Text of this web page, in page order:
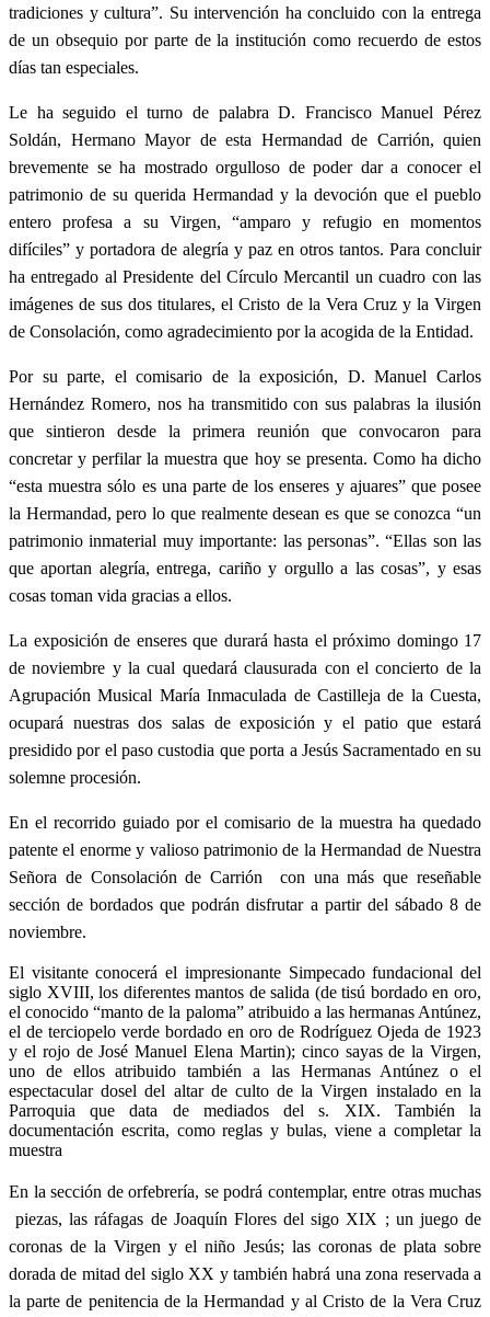
tradiciones y cultura”. Su intervención ha concluido con la entrega
de un obsequio por parte de la institución como recuerdo de estos
días tan especiales.
Le ha seguido el turno de palabra D. Francisco Manuel Pérez
Soldán, Hermano Mayor de esta Hermandad de Carrión, quien
brevemente se ha mostrado orgulloso de poder dar a conocer el
patrimonio de su querida Hermandad y la devoción que el pueblo
entero profesa a su Virgen, “amparo y refugio en momentos
difíciles” y portadora de alegría y paz en otros tantos. Para concluir
ha entregado al Presidente del Círculo Mercantil un cuadro con las
imágenes de sus dos titulares, el Cristo de la Vera Cruz y la Virgen
de Consolación, como agradecimiento por la acogida de la Entidad.
Por su parte, el comisario de la exposición, D. Manuel Carlos
Hernández Romero, nos ha transmitido con sus palabras la ilusión
que sintieron desde la primera reunión que convocaron para
concretar y perfilar la muestra que hoy se presenta. Como ha dicho
“esta muestra sólo es una parte de los enseres y ajuares” que posee
la Hermandad, pero lo que realmente desean es que se conozca “un
patrimonio inmaterial muy importante: las personas”. “Ellas son las
que aportan alegría, entrega, cariño y orgullo a las cosas”, y esas
cosas toman vida gracias a ellos.
La exposición de enseres que durará hasta el próximo domingo 17
de noviembre y la cual quedará clausurada con el concierto de la
Agrupación Musical María Inmaculada de Castilleja de la Cuesta,
ocupará nuestras dos salas de exposición y el patio que estará
presidido por el paso custodia que porta a Jesús Sacramentado en su
solemne procesión.
En el recorrido guiado por el comisario de la muestra ha quedado
patente el enorme y valioso patrimonio de la Hermandad de Nuestra
Señora de Consolación de Carrión con una más que reseñable
sección de bordados que podrán disfrutar a partir del sábado 8 de
noviembre.
El visitante conocerá el impresionante Simpecado fundacional del
siglo XVIII, los diferentes mantos de salida (de tisú bordado en oro,
el conocido “manto de la paloma” atribuido a las hermanas Antúnez,
el de terciopelo verde bordado en oro de Rodríguez Ojeda de 1923
y el rojo de José Manuel Elena Martin); cinco sayas de la Virgen,
uno de ellos atribuido también a las Hermanas Antúnez o el
espectacular dosel del altar de culto de la Virgen instalado en la
Parroquia que data de mediados del s. XIX. También la
documentación escrita, como reglas y bulas, viene a completar la
muestra
En la sección de orfebrería, se podrá contemplar, entre otras muchas
piezas, las ráfagas de Joaquín Flores del sigo XIX ; un juego de
coronas de la Virgen y el niño Jesús; las coronas de plata sobre
dorada de mitad del siglo XX y también habrá una zona reservada a
la parte de penitencia de la Hermandad y al Cristo de la Vera Cruz